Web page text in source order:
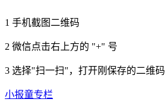
1 手机截图二维码
2 微信点击右上方的 "+" 号
3 选择"扫一扫"，打开刚保存的二维码
小报童专栏